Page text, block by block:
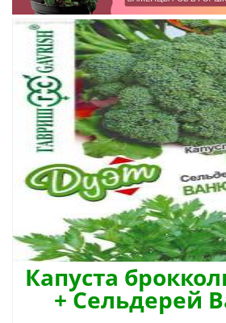
Капуста
+ Сельдерей